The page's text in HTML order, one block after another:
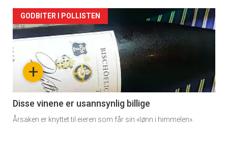
Forsiden
akkurat
nå
3
+
GODBITER I POLLISTEN
Disse vinene er usannsynlig billige
Årsaken er knyttet til eieren som får sin «lønn i himmelen».